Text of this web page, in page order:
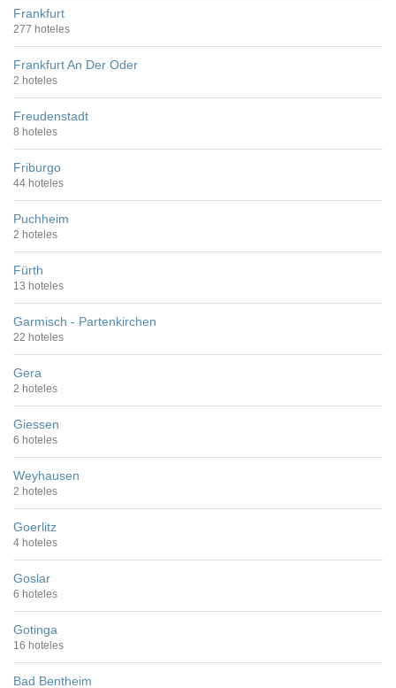
Frankfurt
277 hoteles
Frankfurt An Der Oder
2 hoteles
Freudenstadt
8 hoteles
Friburgo
44 hoteles
Puchheim
2 hoteles
Fürth
13 hoteles
Garmisch - Partenkirchen
22 hoteles
Gera
2 hoteles
Giessen
6 hoteles
Weyhausen
2 hoteles
Goerlitz
4 hoteles
Goslar
6 hoteles
Gotinga
16 hoteles
Bad Bentheim